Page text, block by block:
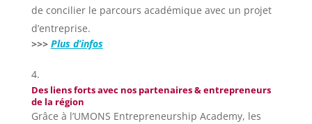
de concilier le parcours académique avec un projet
d’entreprise.
>>> Plus d’infos
Des liens forts avec nos partenaires & entrepreneurs
de la région
Grâce à l’UMONS Entrepreneurship Academy, les